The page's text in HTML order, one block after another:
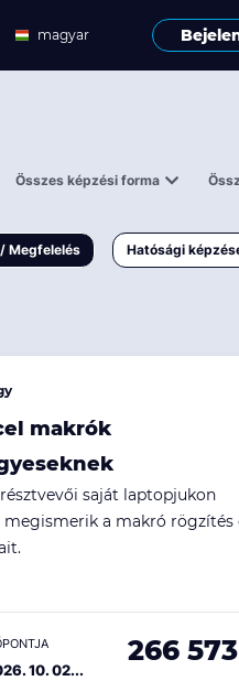
magyar
Összes képzési forma
Online
Vizsga / pótvizsga
Megfelelés Hatósági
makrók
saját laptopjukon
megismerik a makró rögzítés
10. 02...
266